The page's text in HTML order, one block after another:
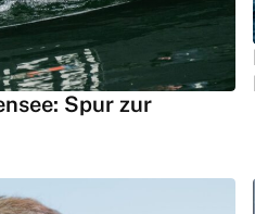
Spur zur